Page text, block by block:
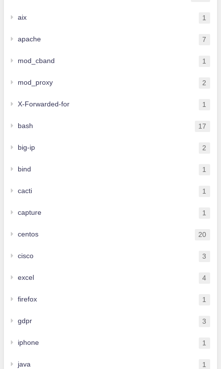
aix 1
apache 7
mod_cband 1
mod_proxy 2
X-Forwarded-for 1
bash 17
big-ip 2
bind 1
cacti 1
capture 1
centos 20
cisco 3
excel 4
firefox 1
gdpr 3
iphone 1
java 1